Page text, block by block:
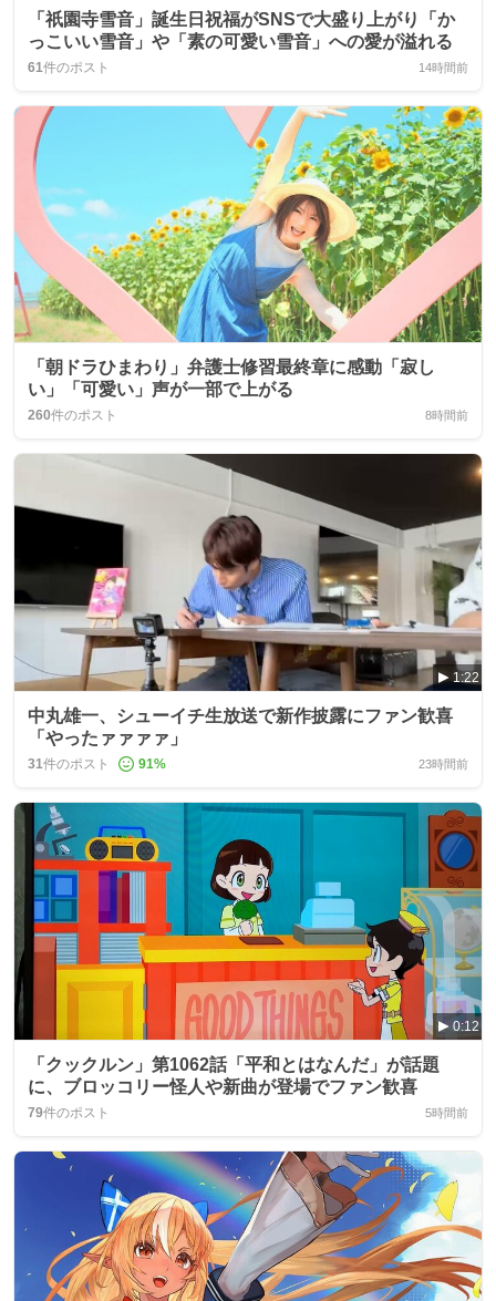
「祇園寺雪音」誕生日祝福がSNSで大盛り上がり「か
っこいい雪音」や「素の可愛い雪音」への愛が溢れる
61件のポスト 14時間前
「朝ドラひまわり」弁護士修習最終章に感動「寂し
い」「可愛い」声が一部で上がる
260件のポスト 8時間前
1:22
中丸雄一、シューイチ生放送で新作披露にファン歓喜
「やったァァァァ」
31件のポスト 91% 23時間前
0:12
「クックルン」第1062話「平和とはなんだ」が話題
に、ブロッコリー怪人や新曲が登場でファン歓喜
79件のポスト 5時間前